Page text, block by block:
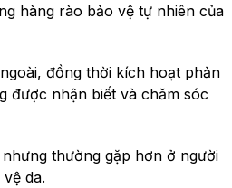
hàng rào bảo vệ tự nhiên của
đồng thời kích hoạt phản
được nhận biết và chăm sóc
thường gặp hơn ở người
da.